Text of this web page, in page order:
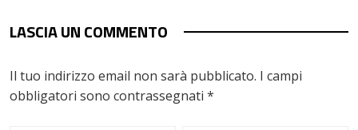
LASCIA UN COMMENTO
Il tuo indirizzo email non sarà pubblicato. I campi
obbligatori sono contrassegnati *